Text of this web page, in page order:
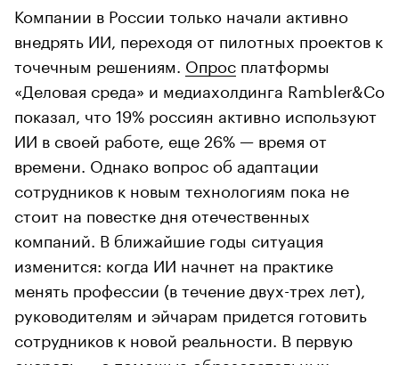
Компании в России только начали активно
внедрять ИИ, переходя от пилотных проектов к
точечным решениям. Опрос платформы
«Деловая среда» и медиахолдинга Rambler&Co
показал, что 19% россиян активно используют
ИИ в своей работе, еще 26% — время от
времени. Однако вопрос об адаптации
сотрудников к новым технологиям пока не
стоит на повестке дня отечественных
компаний. В ближайшие годы ситуация
изменится: когда ИИ начнет на практике
менять профессии (в течение двух-трех лет),
руководителям и эйчарам придется готовить
сотрудников к новой реальности. В первую